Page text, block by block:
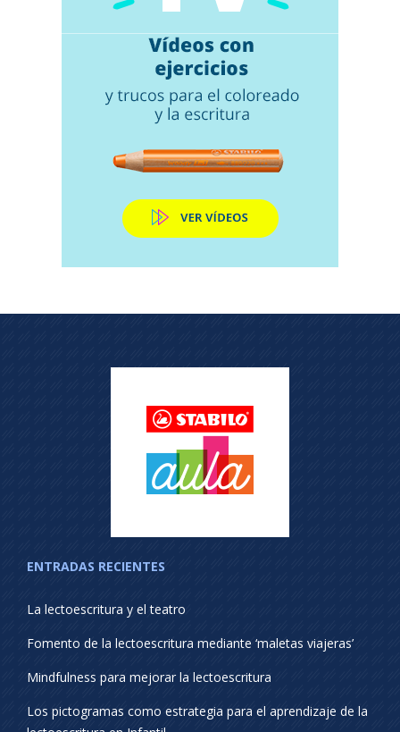
ENTRADAS RECIENTES
La lectoescritura y el teatro
Fomento de la lectoescritura mediante ‘maletas viajeras’
Mindfulness para mejorar la lectoescritura
Los pictogramas como estrategia para el aprendizaje de la